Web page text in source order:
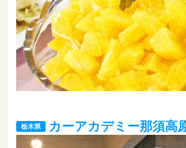
栃木県 カーアカデミー那須高